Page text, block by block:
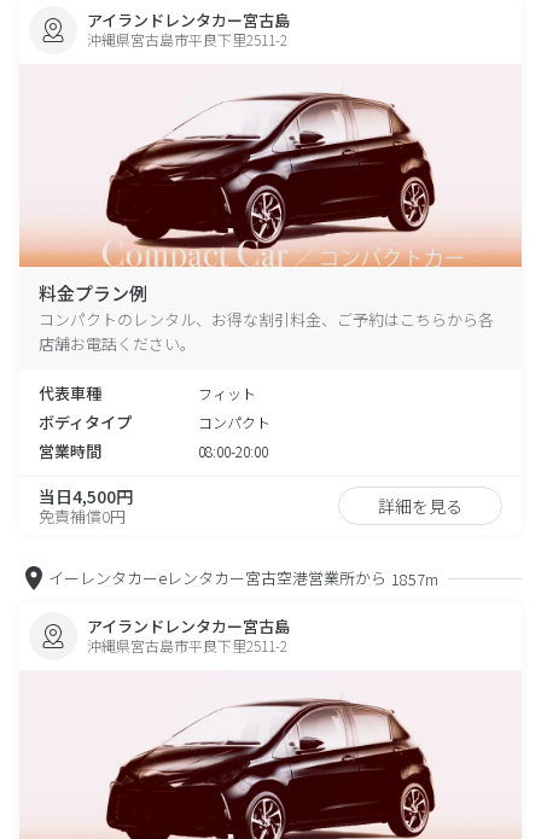
アイランドレンタカー宮古島
沖縄県宮古島市平良下里2511-2
料金プラン例
コンパクトのレンタル、お得な割引料金、ご予約はこちらから各
店舗お電話ください。
代表車種 フィット
ボディタイプ コンパクト
営業時間 08:00-20:00
当日4,500円
免責補償0円 詳細を見る
イーレンタカーeレンタカー宮古空港営業所から 1857m
アイランドレンタカー宮古島
沖縄県宮古島市平良下里2511-2